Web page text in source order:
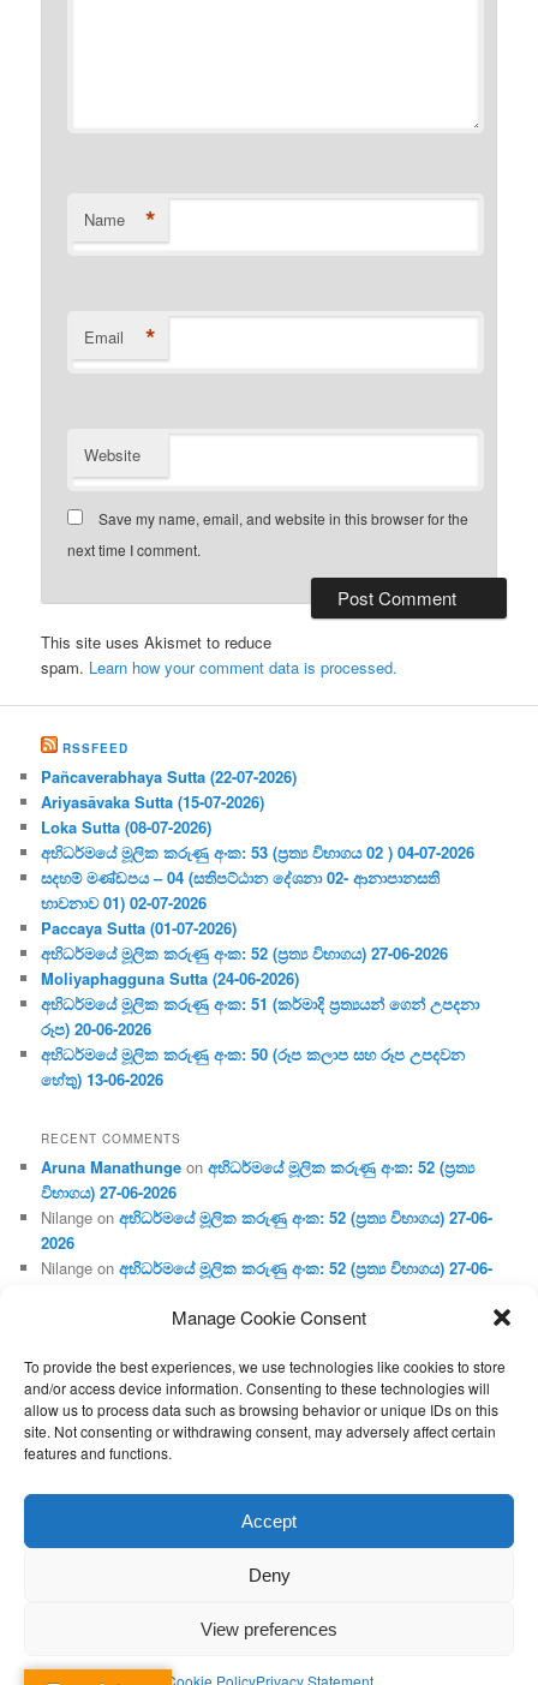
Manage Cookie Consent
To provide the best experiences, we use technologies like cookies to store
and/or access device information. Consenting to these technologies will
allow us to process data such as browsing behavior or unique IDs on this
site. Not consenting or withdrawing consent, may adversely affect certain
features and functions.
Accept
Deny
View preferences
Cookie PolicyPrivacy Statement
Name *
Email *
Website
Save my name, email, and website in this browser for the
next time I comment.
This site uses Akismet to reduce
spam. Learn how your comment data is processed.
RSSFEED
Pañcaverabhaya Sutta (22-07-2026)
Ariyasāvaka Sutta (15-07-2026)
Loka Sutta (08-07-2026)
අභිධර්මයේ මූලික කරුණු අංක: 53 (ප්‍ර‍ත්‍ය විභාගය 02 ) 04-07-2026
සදහම් මණ්ඩපය – 04 (සතිපට්ඨාන දේශනා 02- ආනාපානසති
භාවනාව 01) 02-07-2026
Paccaya Sutta (01-07-2026)
අභිධර්මයේ මූලික කරුණු අංක: 52 (ප්‍ර‍ත්‍ය විභාගය) 27-06-2026
Moliyaphagguna Sutta (24-06-2026)
අභිධර්මයේ මූලික කරුණු අංක: 51 (කර්මාදි ප්‍ර‍ත්‍යයන් ගෙන් උපදනා
රූප) 20-06-2026
අභිධර්මයේ මූලික කරුණු අංක: 50 (රූප කලාප සහ රූප උපදවන
හේතු) 13-06-2026
RECENT COMMENTS
Aruna Manathunge onඅභිධර්මයේ මූලික කරුණු අංක: 52 (ප්‍ර‍ත්‍ය
විභාගය) 27-06-2026
Nilange onඅභිධර්මයේ මූලික කරුණු අංක: 52 (ප්‍ර‍ත්‍ය විභාගය) 27-06-
2026
Nilange onඅභිධර්මයේ මූලික කරුණු අංක: 52 (ප්‍ර‍ත්‍ය විභාගය) 27-06-
Aruna Manathungeonඅභිධර්මයේ මූලික කරුණු අංක: 46 (හෘදය,
Gunaratneonඅභිධර්මයේ මූලික කරුණු අංක: 46 (හෘදය, ජීවිත,
ආහාර රූප) 02-05-2026
Proudly powered by WordPress